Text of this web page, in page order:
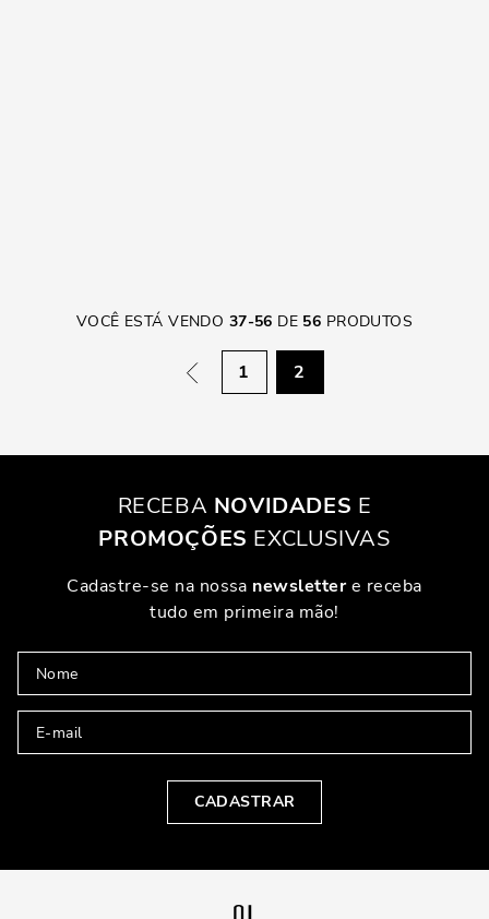
VOCÊ ESTÁ VENDO 37-56 DE 56 PRODUTOS
1 2
RECEBA NOVIDADES E
PROMOÇÕES EXCLUSIVAS
Cadastre-se na nossa newslettere receba
tudo em primeira mão!
CADASTRAR